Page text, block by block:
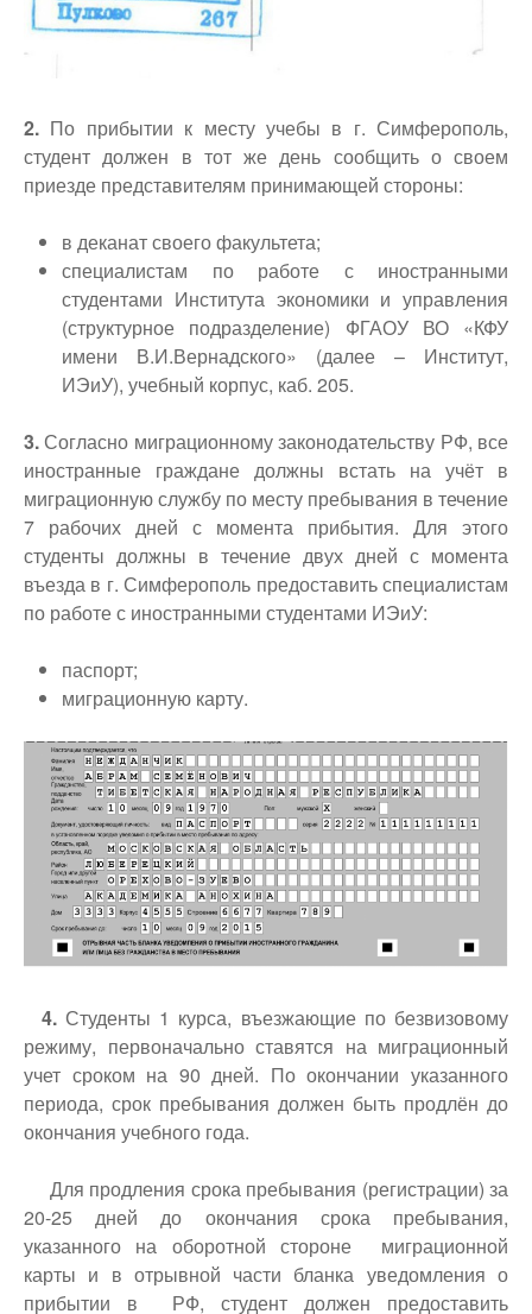
2. По прибытии к месту учебы в г. Симферополь,
студент должен в тот же день сообщить о своем
приезде представителям принимающей стороны:
в деканат своего факультета;
специалистам по работе с иностранными
студентами Института экономики и управления
(структурное подразделение) ФГАОУ ВО «КФУ
имени В.И.Вернадского» (далее – Институт,
ИЭиУ), учебный корпус, каб. 205.
3.Согласно миграционному законодательству РФ, все
иностранные граждане должны встать на учёт в
миграционную службу по месту пребывания в течение
7 рабочих дней с момента прибытия. Для этого
студенты должны в течение двух дней с момента
въезда в г. Симферополь предоставить специалистам
по работе с иностранными студентами ИЭиУ:
паспорт;
миграционную карту.
4.Студенты 1 курса, въезжающие по безвизовому
режиму, первоначально ставятся на миграционный
учет сроком на 90 дней. По окончании указанного
периода, срок пребывания должен быть продлён до
окончания учебного года.
Для продления срока пребывания (регистрации) за
20-25 дней до окончания срока пребывания,
указанного на оборотной стороне миграционной
карты и в отрывной части бланка уведомления о
прибытии в РФ, студент должен предоставить